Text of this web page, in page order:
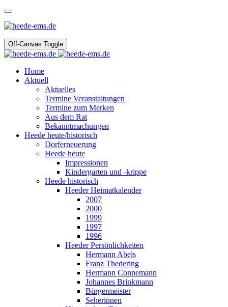
Off-Canvas Toggle
Home
Aktuell
Aktuelles
Termine Veranstaltungen
Termine zum Merken
Aus dem Rat
Bekanntmachungen
Heede heute/historisch
Dorferneuerung
Heede heute
Impressionen
Kindergarten und -krippe
Heede historisch
Heeder Heimatkalender
2007
2000
1999
1997
1996
Heeder Persönlichkeiten
Hermann Abels
Franz Thedering
Hermann Connemann
Johannes Brinkmann
Bürgermeister
Seherinnen